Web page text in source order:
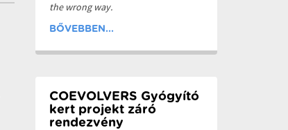
the wrong way.
BŐVEBBEN...
COEVOLVERS Gyógyító
kert projekt záró
rendezvény